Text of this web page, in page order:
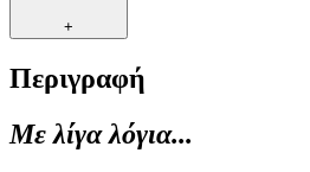
+
Περιγραφή
Με λίγα λόγια...